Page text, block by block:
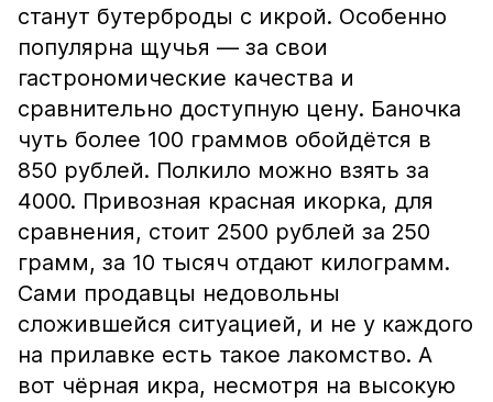
станут бутерброды с икрой. Особенно
популярна щучья — за свои
гастрономические качества и
сравнительно доступную цену. Баночка
чуть более 100 граммов обойдётся в
850 рублей. Полкило можно взять за
4000. Привозная красная икорка, для
сравнения, стоит 2500 рублей за 250
грамм, за 10 тысяч отдают килограмм.
Сами продавцы недовольны
сложившейся ситуацией, и не у каждого
на прилавке есть такое лакомство. А
вот чёрная икра, несмотря на высокую